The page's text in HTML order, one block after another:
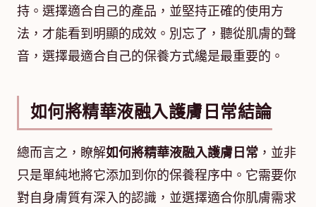
持。選擇適合自己的產品，並堅持正確的使用方
法，才能看到明顯的成效。別忘了，聽從肌膚的聲
音，選擇最適合自己的保養方式纔是最重要的。
如何將精華液融入護膚日常結論
總而言之，瞭解如何將精華液融入護膚日常 ，並非
只是單純地將它添加到你的保養程序中。它需要你
對自身膚質有深入的認識，並選擇適合你肌膚需求